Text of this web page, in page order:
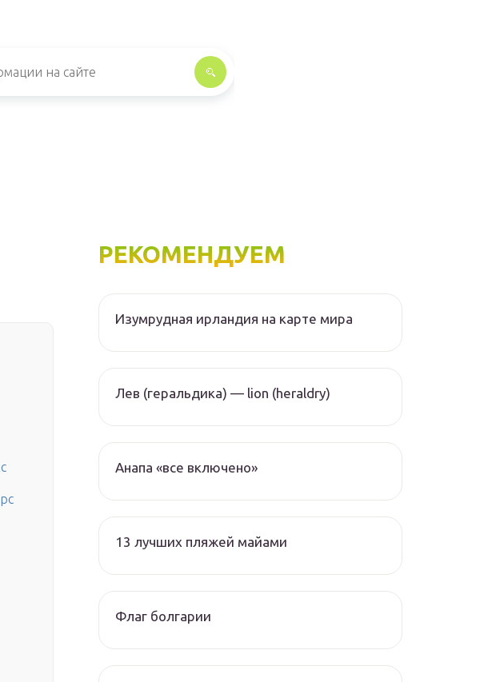
РЕКОМЕНДУЕМ
Изумрудная ирландия на карте мира
Лев (геральдика) — lion (heraldry)
Анапа «все включено»
13 лучших пляжей майами
Флаг болгарии